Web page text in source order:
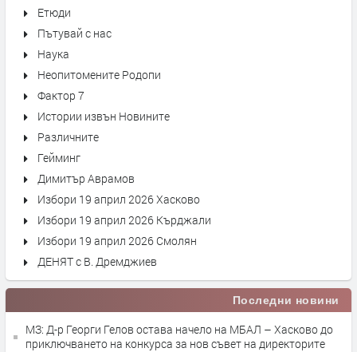
Етюди
Пътувай с нас
Наука
Неопитомените Родопи
Фактор 7
Истории извън Новините
Различните
Гейминг
Димитър Аврамов
Избори 19 април 2026 Хасково
Избори 19 април 2026 Кърджали
Избори 19 април 2026 Смолян
ДЕНЯТ с В. Дремджиев
Последни новини
МЗ: Д-р Георги Гелов остава начело на МБАЛ – Хасково до
приключването на конкурса за нов съвет на директорите